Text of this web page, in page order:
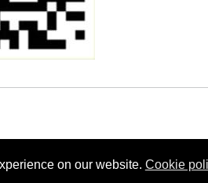
on our website. Cookie
{2026} Templodecalma.com -